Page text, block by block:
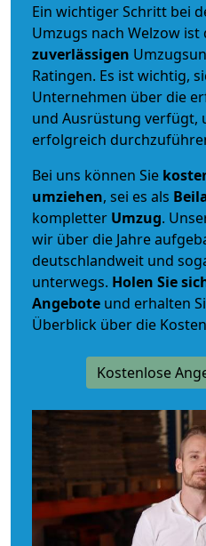
Ein wichtiger Schritt bei
Umzugs nach Welzow ist
zuverlässigen
Ratingen. Es ist wichtig,
Unternehmen über die
und Ausrüstung verfügt,
erfolgreich
Bei uns können Sie
umziehen, sei es als
kompletter Umzug.
wir über die Jahre
deutschlandweit und
unterwegs. Holen Sie
Angebote und erhalten
Überblick über die
Kostenlose